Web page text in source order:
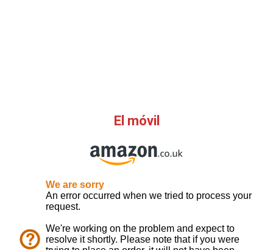
El móvil